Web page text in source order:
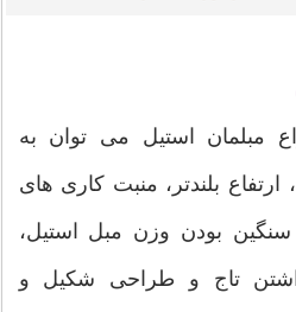
مبلمان استیل می توان به
بلندتر، منبت کاری های
بودن وزن مبل استیل،
تاج و طراحی شکیل و